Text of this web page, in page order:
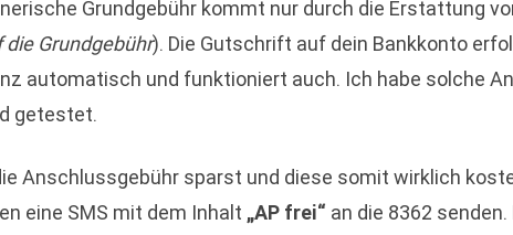
Grundgebühr kommt nur durch die Erstattung
die Grundgebühr). Die Gutschrift auf dein Bankkonto
automatisch und funktioniert auch. Ich habe solche
getestet.
Anschlussgebühr sparst und diese somit wirklich
eine SMS mit dem Inhalt „AP frei“ an die 8362